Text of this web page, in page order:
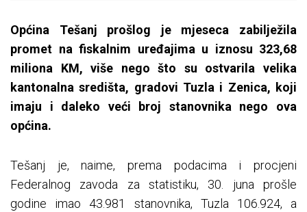
Općina Tešanj prošlog je mjeseca zabilježila
promet na fiskalnim uređajima u iznosu 323,68
miliona KM, više nego što su ostvarila velika
kantonalna središta, gradovi Tuzla i Zenica, koji
imaju i daleko veći broj stanovnika nego ova
općina.
Tešanj je, naime, prema podacima i procjeni
Federalnog zavoda za statistiku, 30. juna prošle
godine imao 43.981 stanovnika, Tuzla 106.924, a